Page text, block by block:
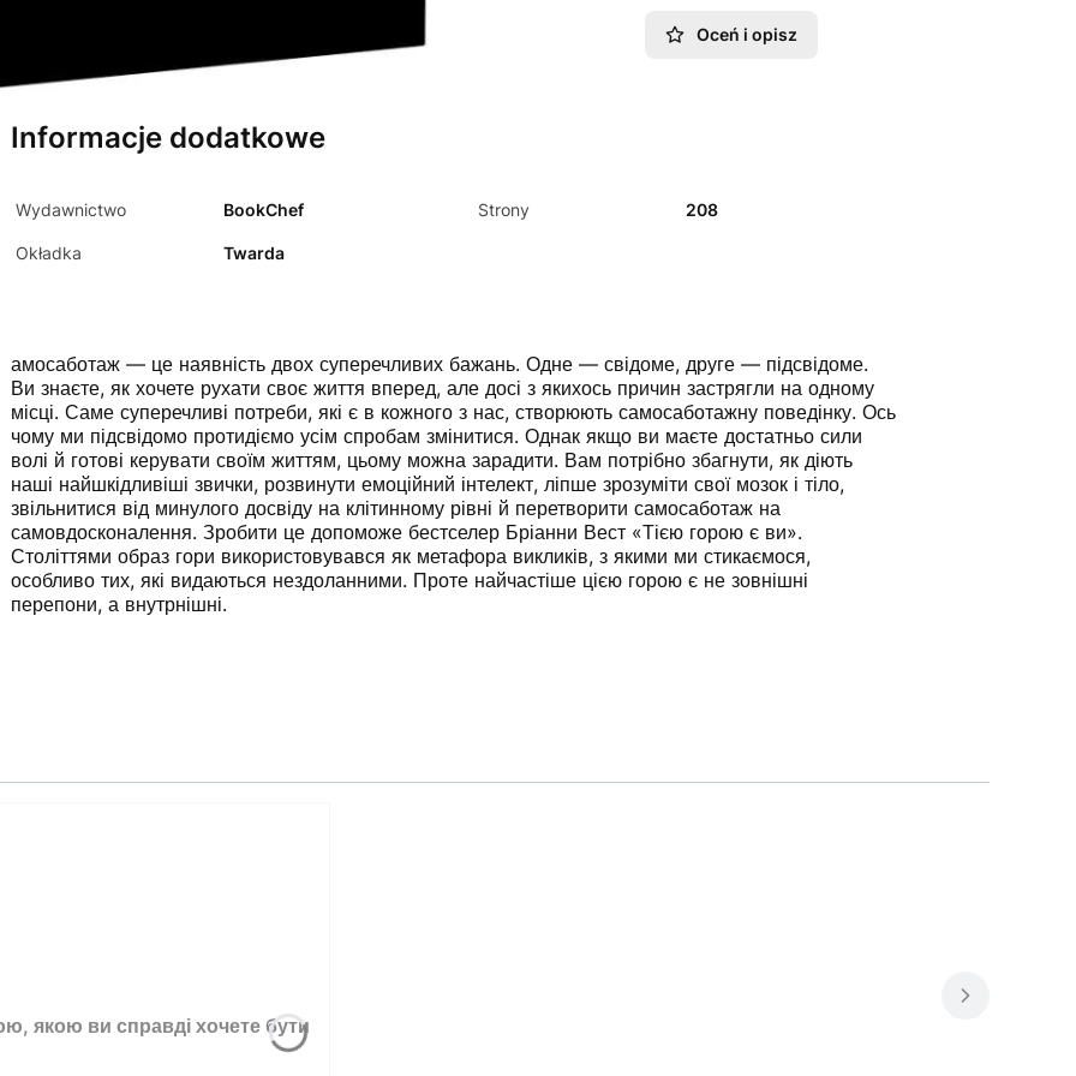
Oceń i opisz
Informacje dodatkowe
Wydawnictwo BookChef Strony 208
Okładka Twarda
амосаботаж — це наявність двох суперечливих бажань. Одне — свідоме, друге — підсвідоме.
Ви знаєте, як хочете рухати своє життя вперед, але досі з якихось причин застрягли на одному
місці. Саме суперечливі потреби, які є в кожного з нас, створюють самосаботажну поведінку. Ось
чому ми підсвідомо протидіємо усім спробам змінитися. Однак якщо ви маєте достатньо сили
волі й готові керувати своїм життям, цьому можна зарадити. Вам потрібно збагнути, як діють
наші найшкідливіші звички, розвинути емоційний інтелект, ліпше зрозуміти свої мозок і тіло,
звільнитися від минулого досвіду на клітинному рівні й перетворити самосаботаж на
самовдосконалення. Зробити це допоможе бестселер Бріанни Вест «Тією горою є ви».
Століттями образ гори використовувався як метафора викликів, з якими ми стикаємося,
особливо тих, які видаються нездоланними. Проте найчастіше цією горою є не зовнішні
перепони, а внутрнішні.
якою ви справді хочете бути